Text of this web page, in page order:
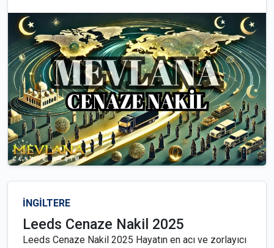
İNGİLTERE
Leeds Cenaze Nakil 2025
Leeds Cenaze Nakil 2025 Hayatın en acı ve zorlayıcı